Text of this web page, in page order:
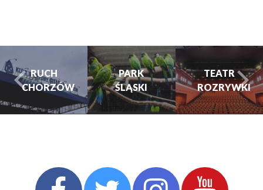
RUCH
CHORZÓW
PARK
ŚLĄSKI
TEATR
ROZRYWKI
PARK
ŚLĄSKI
turysta.Previous